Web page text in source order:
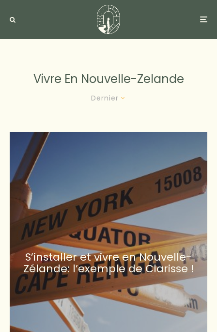
Vivre En Nouvelle-Zelande
Dernier
S’installer et vivre en Nouvelle-
Zélande: l’exemple de Clarisse !